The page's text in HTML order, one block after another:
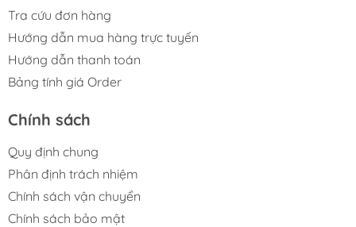
Tra cứu đơn hàng
Hướng dẫn mua hàng trực tuyến
Hướng dẫn thanh toán
Bảng tính giá Order
Chính sách
Quy định chung
Phân định trách nhiệm
Chính sách vận chuyển
Chính sách bảo mật